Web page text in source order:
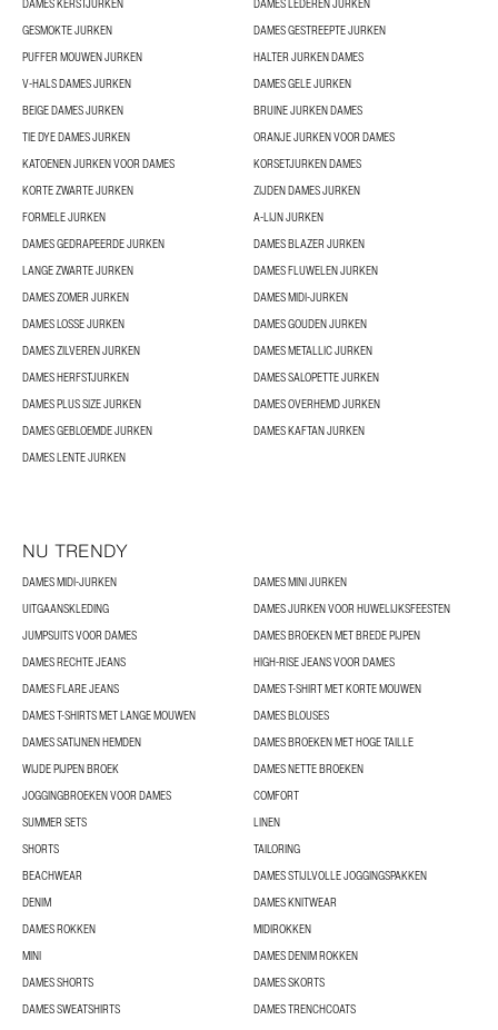
GESMOKTE JURKEN
DAMES GESTREEPTE JURKEN
PUFFER MOUWEN JURKEN
HALTER JURKEN DAMES
V-HALS DAMES JURKEN
DAMES GELE JURKEN
BEIGE DAMES JURKEN
BRUINE JURKEN DAMES
TIE DYE DAMES JURKEN
ORANJE JURKEN VOOR DAMES
KATOENEN JURKEN VOOR DAMES
KORSETJURKEN DAMES
KORTE ZWARTE JURKEN
ZIJDEN DAMES JURKEN
FORMELE JURKEN
A-LIJN JURKEN
DAMES GEDRAPEERDE JURKEN
DAMES BLAZER JURKEN
LANGE ZWARTE JURKEN
DAMES FLUWELEN JURKEN
DAMES ZOMER JURKEN
DAMES MIDI-JURKEN
DAMES LOSSE JURKEN
DAMES GOUDEN JURKEN
DAMES ZILVEREN JURKEN
DAMES METALLIC JURKEN
DAMES HERFSTJURKEN
DAMES SALOPETTE JURKEN
DAMES PLUS SIZE JURKEN
DAMES OVERHEMD JURKEN
DAMES GEBLOEMDE JURKEN
DAMES KAFTAN JURKEN
DAMES LENTE JURKEN
NU TRENDY
DAMES MIDI-JURKEN
DAMES MINI JURKEN
UITGAANSKLEDING
DAMES JURKEN VOOR HUWELIJKSFEESTEN
JUMPSUITS VOOR DAMES
DAMES BROEKEN MET BREDE PIJPEN
DAMES RECHTE JEANS
HIGH-RISE JEANS VOOR DAMES
DAMES FLARE JEANS
DAMES T-SHIRT MET KORTE MOUWEN
DAMES T-SHIRTS MET LANGE MOUWEN
DAMES BLOUSES
DAMES SATIJNEN HEMDEN
DAMES BROEKEN MET HOGE TAILLE
WIJDE PIJPEN BROEK
DAMES NETTE BROEKEN
JOGGINGBROEKEN VOOR DAMES
COMFORT
SUMMER SETS
LINEN
SHORTS
TAILORING
BEACHWEAR
DAMES STIJLVOLLE JOGGINGSPAKKEN
DENIM
DAMES KNITWEAR
DAMES ROKKEN
MIDIROKKEN
MINI
DAMES DENIM ROKKEN
DAMES SHORTS
DAMES SKORTS
DAMES SWEATSHIRTS
DAMES TRENCHCOATS